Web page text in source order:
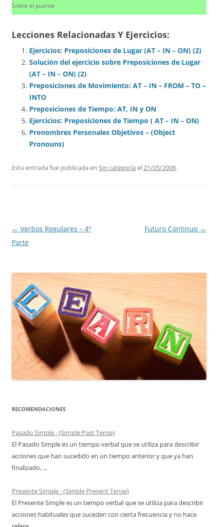
Sobre el puente
Lecciones Relacionadas Y Ejercicios:
Ejercicios: Preposiciones de Lugar (AT – IN – ON) (2)
Solución del ejercicio sobre Preposiciones de Lugar
(AT – IN – ON) (2)
Preposiciones de Movimiento: AT – IN – FROM – TO –
INTO
Preposiciones de Tiempo: AT, IN y ON
Ejercicios: Preposiciones de Tiempo ( AT – IN – ON)
Pronombres Personales Objetivos – (Object
Pronouns)
Esta entrada fue publicada en Sin categoría el21/05/2008.
Navegación
de
← Verbos Regulares – 4º
Parte
Futuro Continuo →
RECOMENDACIONES
Pasado Simple - (Simple Past Tense)
El Pasado Simple es un tiempo verbal que se utiliza para describir
acciones que han sucedido en un tiempo anterior y que ya han
finalizado, ...
Presente Simple - (Simple Present Tense)
El Presente Simple es un tiempo verbal que se utiliza para describir
acciones habituales que suceden con cierta frecuencia y no hace